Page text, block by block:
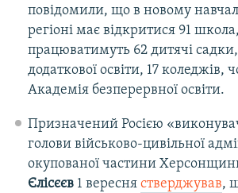
повідомили, що в новому
регіоні має відкритися 91
працюватимуть 62 дитячі садки,
додаткової освіти, 17 коледжів,
Академія безперервної освіти.
Призначений Росією
голови військово-цивільної
окупованої частини
Єлісєєв1 вересня стверджував,